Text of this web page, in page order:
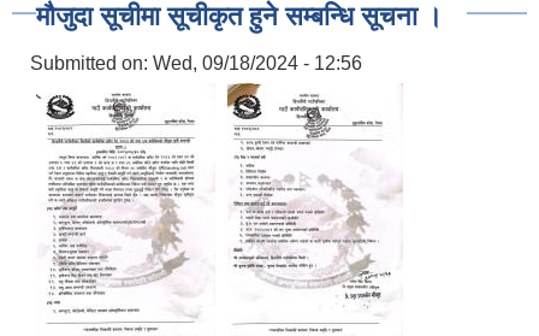
मौजुदा सूचीमा सूचीकृत हुने सम्बन्धि सूचना ।
Submitted on: Wed, 09/18/2024 - 12:56